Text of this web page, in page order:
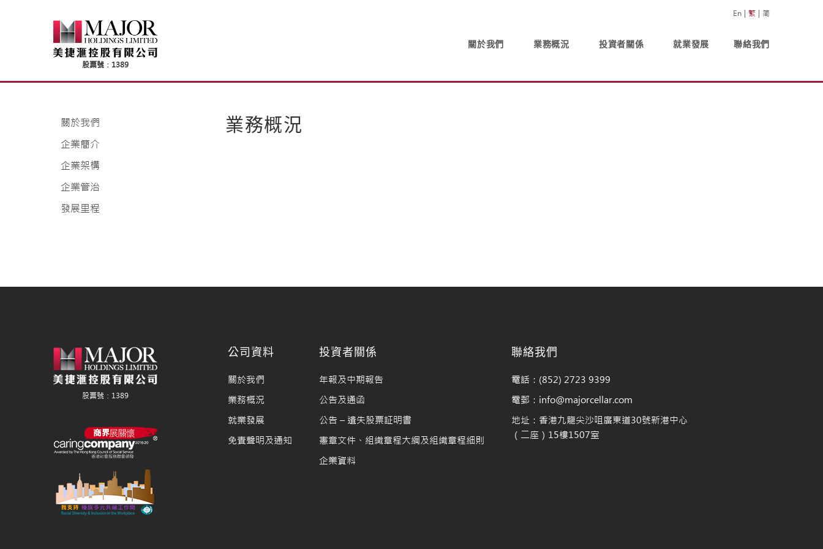
En 繁 简
關於我們 業務概況 投資者關係 就業發展 聯絡我們
關於我們
企業簡介
企業架構
企業管治
發展里程
業
概
況
業務概況
公司資料
關於我們
業務概況
就業發展
免責聲明及通知
投資者關係
年報及中期報告
公告及通函
公告 – 遺失股票証明書
憲章文件、組織章程大綱及組織章程細則
企業資料
聯絡我們
電話：(852) 2723 9399
電郵：info@majorcellar.com
地址：香港九龍尖沙咀廣東道30號新港中心
（二座）15樓1507室